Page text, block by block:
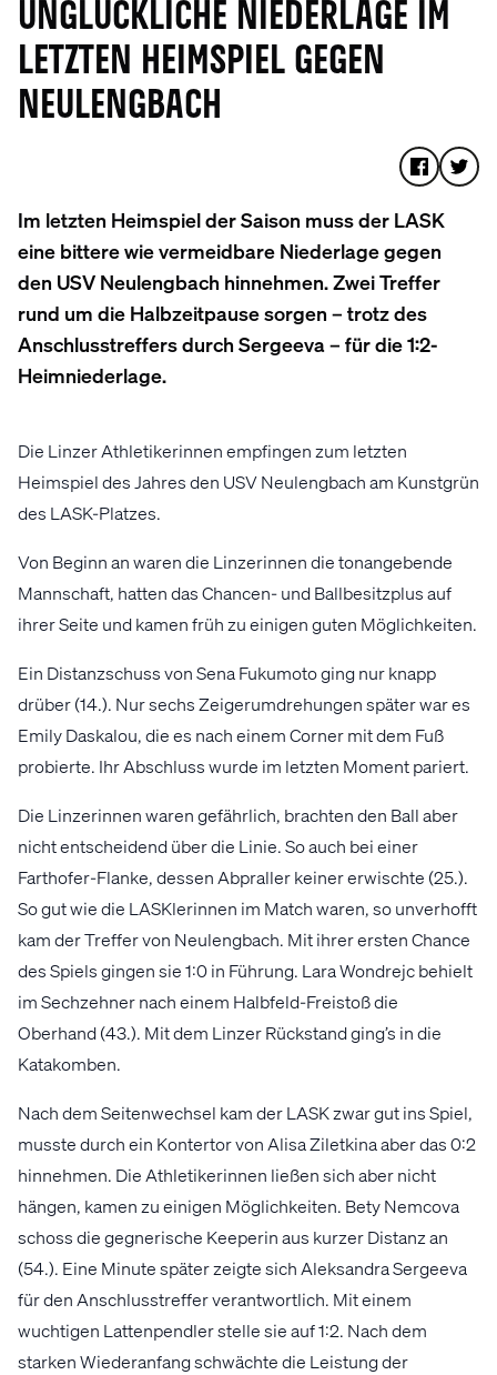
UNGLÜCKLICHE NIEDERLAGE IM
LETZTEN HEIMSPIEL GEGEN
NEULENGBACH
Im letzten Heimspiel der Saison muss der LASK
eine bittere wie vermeidbare Niederlage gegen
den USV Neulengbach hinnehmen. Zwei Treffer
rund um die Halbzeitpause sorgen – trotz des
Anschlusstreffers durch Sergeeva – für die 1:2-
Heimniederlage.
Die Linzer Athletikerinnen empfingen zum letzten
Heimspiel des Jahres den USV Neulengbach am Kunstgrün
des LASK-Platzes.
Von Beginn an waren die Linzerinnen die tonangebende
Mannschaft, hatten das Chancen- und Ballbesitzplus auf
ihrer Seite und kamen früh zu einigen guten Möglichkeiten.
Ein Distanzschuss von Sena Fukumoto ging nur knapp
drüber (14.). Nur sechs Zeigerumdrehungen später war es
Emily Daskalou, die es nach einem Corner mit dem Fuß
probierte. Ihr Abschluss wurde im letzten Moment pariert.
Die Linzerinnen waren gefährlich, brachten den Ball aber
nicht entscheidend über die Linie. So auch bei einer
Farthofer-Flanke, dessen Abpraller keiner erwischte (25.).
So gut wie die LASKlerinnen im Match waren, so unverhofft
kam der Treffer von Neulengbach. Mit ihrer ersten Chance
des Spiels gingen sie 1:0 in Führung. Lara Wondrejc behielt
im Sechzehner nach einem Halbfeld-Freistoß die
Oberhand (43.). Mit dem Linzer Rückstand ging’s in die
Katakomben.
Nach dem Seitenwechsel kam der LASK zwar gut ins Spiel,
musste durch ein Kontertor von Alisa Ziletkina aber das 0:2
hinnehmen. Die Athletikerinnen ließen sich aber nicht
hängen, kamen zu einigen Möglichkeiten. Bety Nemcova
schoss die gegnerische Keeperin aus kurzer Distanz an
(54.). Eine Minute später zeigte sich Aleksandra Sergeeva
für den Anschlusstreffer verantwortlich. Mit einem
wuchtigen Lattenpendler stelle sie auf 1:2. Nach dem
starken Wiederanfang schwächte die Leistung der